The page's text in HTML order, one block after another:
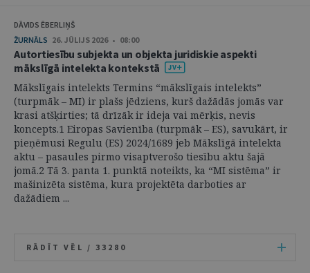
DĀVIDS ĒBERLIŅŠ
ŽURNĀLS 26. JŪLIJS 2026 • 08:00
Autortiesību subjekta un objekta juridiskie aspekti
mākslīgā intelekta kontekstā
Mākslīgais intelekts Termins “mākslīgais intelekts”
(turpmāk – MI) ir plašs jēdziens, kurš dažādās jomās var
krasi atšķirties; tā drīzāk ir ideja vai mērķis, nevis
koncepts.1 Eiropas Savienība (turpmāk – ES), savukārt, ir
pieņēmusi Regulu (ES) 2024/1689 jeb Mākslīgā intelekta
aktu – pasaules pirmo visaptverošo tiesību aktu šajā
jomā.2 Tā 3. panta 1. punktā noteikts, ka “MI sistēma” ir
mašinizēta sistēma, kura projektēta darboties ar
dažādiem ...
RĀDĪT VĒL / 33280